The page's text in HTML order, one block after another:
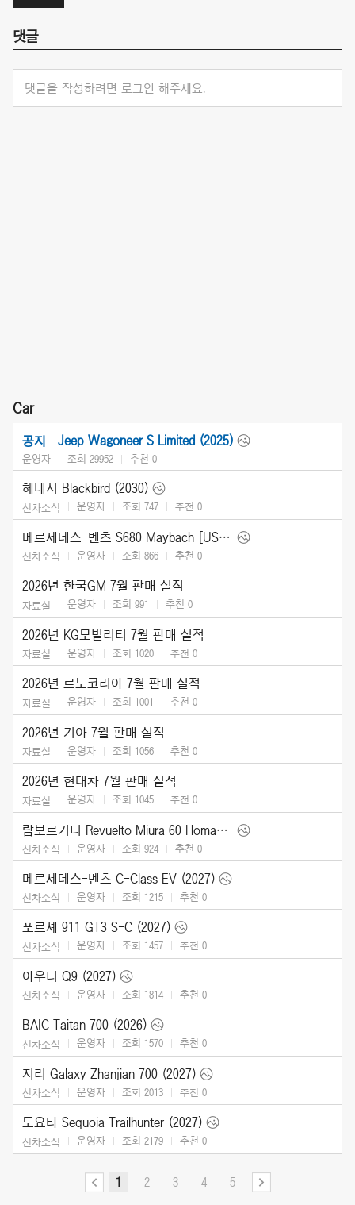
댓글
댓글을 작성하려면 로그인 해주세요.
Car
공지 Jeep Wagoneer S Limited (2025)
운영자 조회 29952 추천 0
헤네시 Blackbird (2030)
신차소식 운영자 조회 747 추천 0
메르세데스-벤츠 S680 Maybach [US] (2027)
신차소식 운영자 조회 866 추천 0
2026년 한국GM 7월 판매 실적
자료실 운영자 조회 991 추천 0
2026년 KG모빌리티 7월 판매 실적
자료실 운영자 조회 1020 추천 0
2026년 르노코리아 7월 판매 실적
자료실 운영자 조회 1001 추천 0
2026년 기아 7월 판매 실적
자료실 운영자 조회 1056 추천 0
2026년 현대차 7월 판매 실적
자료실 운영자 조회 1045 추천 0
람보르기니 Revuelto Miura 60 Homage (2026)
신차소식 운영자 조회 924 추천 0
메르세데스-벤츠 C-Class EV (2027)
신차소식 운영자 조회 1215 추천 0
포르셰 911 GT3 S-C (2027)
신차소식 운영자 조회 1457 추천 0
아우디 Q9 (2027)
신차소식 운영자 조회 1814 추천 0
BAIC Taitan 700 (2026)
신차소식 운영자 조회 1570 추천 0
지리 Galaxy Zhanjian 700 (2027)
신차소식 운영자 조회 2013 추천 0
도요타 Sequoia Trailhunter (2027)
신차소식 운영자 조회 2179 추천 0
1 2 3 4 5